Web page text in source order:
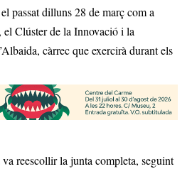
passat dilluns 28 de març com a
Clúster de la Innovació i la
càrrec que exercirà durant els
va reescollir la junta completa, seguint